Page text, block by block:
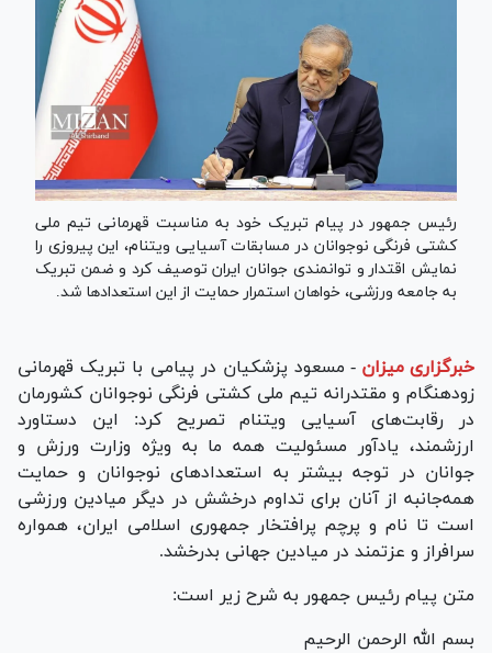
رئیس جمهور در پیام تبریک خود به مناسبت قهرمانی تیم ملی
کشتی فرنگی نوجوانان در مسابقات آسیایی ویتنام، این پیروزی را
نمایش اقتدار و توانمندی جوانان ایران توصیف کرد و ضمن تبریک
به جامعه ورزشی، خواهان استمرار حمایت از این استعداد‌ها شد.
خبرگزاری میزان - مسعود پزشکیان در پیامی با تبریک قهرمانی
زودهنگام و مقتدرانه تیم ملی کشتی فرنگی نوجوانان کشورمان
در رقابت‌های آسیایی ویتنام تصریح کرد: این دستاورد
ارزشمند، یادآور مسئولیت همه ما به ویژه وزارت ورزش و
جوانان در توجه بیشتر به استعداد‌های نوجوانان و حمایت
همه‌جانبه از آنان برای تداوم درخشش در دیگر میادین ورزشی
است تا نام و پرچم پرافتخار جمهوری اسلامی ایران، همواره
سرافراز و عزتمند در میادین جهانی بدرخشد.
متن پیام رئیس جمهور به شرح زیر است:
بسم الله الرحمن الرحیم